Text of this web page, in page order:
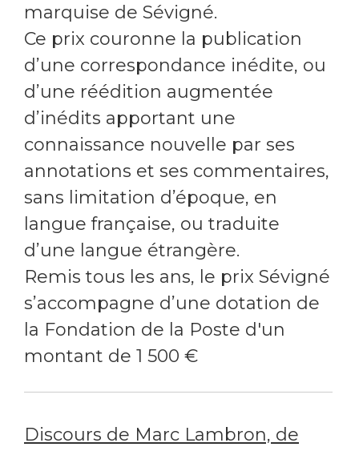
marquise de Sévigné.
Ce prix couronne la publication
d’une correspondance inédite, ou
d’une réédition augmentée
d’inédits apportant une
connaissance nouvelle par ses
annotations et ses commentaires,
sans limitation d’époque, en
langue française, ou traduite
d’une langue étrangère.
Remis tous les ans, le prix Sévigné
s’accompagne d’une dotation de
la Fondation de la Poste d'un
montant de 1 500 €
Discours de Marc Lambron, de